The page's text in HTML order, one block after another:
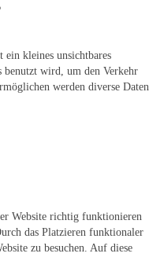
ein kleines unsichtbares
benutzt wird, um den Verkehr
werden diverse Daten
Website richtig funktionieren
das Platzieren funktionaler
zu besuchen. Auf diese